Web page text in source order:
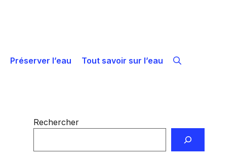
Préserver l’eau Tout savoir sur l’eau
Rechercher